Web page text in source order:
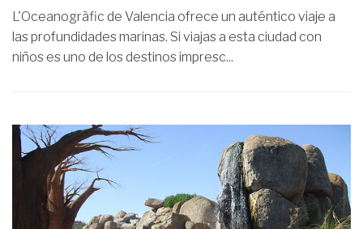
L'Oceanogràfic de Valencia ofrece un auténtico viaje a
las profundidades marinas. Si viajas a esta ciudad con
niños es uno de los destinos impresc...